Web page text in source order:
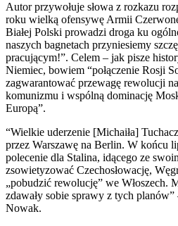
Autor przywołuje słowa z rozkazu
roku wielką ofensywę Armii
Białej Polski prowadzi droga ku
naszych bagnetach przyniesiemy
pracującym!”. Celem – jak pisze
Niemiec, bowiem “połączenie Rosji
zagwarantować przewagę rewolucji
komunizmu i wspólną dominację
Europą”.
“Wielkie uderzenie [Michaiła]
przez Warszawę na Berlin. W końcu
polecenie dla Stalina, idącego ze
zsowietyzować Czechosłowację,
„pobudzić rewolucję” we Włoszech.
zdawały sobie sprawy z tych
Nowak.